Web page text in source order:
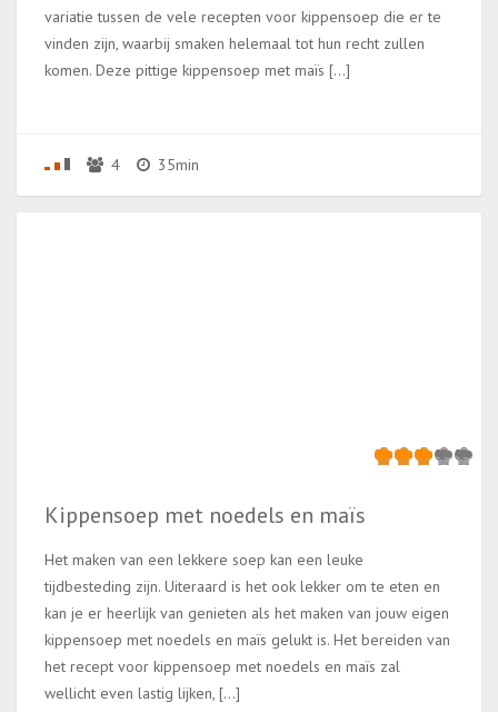
variatie tussen de vele recepten voor kippensoep die er te
vinden zijn, waarbij smaken helemaal tot hun recht zullen
komen. Deze pittige kippensoep met maïs […]
4 35min
Kippensoep met noedels en maïs
Het maken van een lekkere soep kan een leuke
tijdbesteding zijn. Uiteraard is het ook lekker om te eten en
kan je er heerlijk van genieten als het maken van jouw eigen
kippensoep met noedels en maïs gelukt is. Het bereiden van
het recept voor kippensoep met noedels en maïs zal
wellicht even lastig lijken, […]